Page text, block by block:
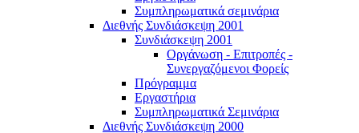
Συμπληρωματικά σεμινάρια
Διεθνής Συνδιάσκεψη 2001
Συνδιάσκεψη 2001
Οργάνωση - Επιτροπές -
Συνεργαζόμενοι Φορείς
Πρόγραμμα
Εργαστήρια
Συμπληρωματικά Σεμινάρια
Διεθνής Συνδιάσκεψη 2000